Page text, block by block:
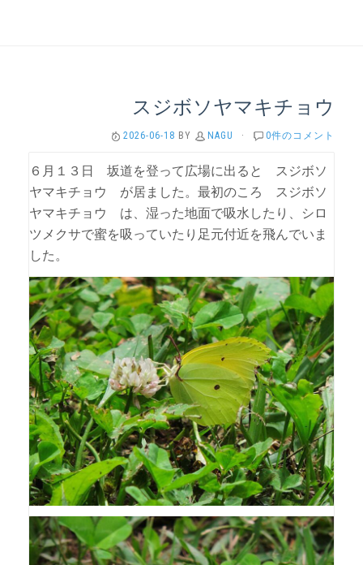
スジボソヤマキチョウ
2026-06-18 BY NAGU · 0件のコメント
６月１３日 坂道を登って広場に出ると スジボソ
ヤマキチョウ が居ました。最初のころ スジボソ
ヤマキチョウ は、湿った地面で吸水したり、シロ
ツメクサで蜜を吸っていたり足元付近を飛んでいま
した。